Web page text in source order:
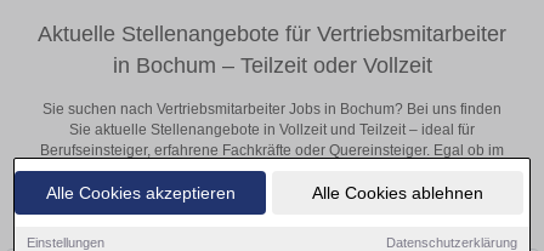
Alle Cookies akzeptieren Alle Cookies ablehnen
Einstellungen Datenschutzerklärung
Aktuelle Stellenangebote für Vertriebsmitarbeiter
in Bochum – Teilzeit oder Vollzeit
Sie suchen nach Vertriebsmitarbeiter Jobs in Bochum? Bei uns finden
Sie aktuelle Stellenangebote in Vollzeit und Teilzeit – ideal für
Berufseinsteiger, erfahrene Fachkräfte oder Quereinsteiger. Egal ob im
Büro, vor Ort oder remote: Entdecken Sie jetzt neue Chancen in Ihrer
Region und bewerben Sie sich direkt auf passende Vertriebsmitarbeiter-
Stellen in Bochum!